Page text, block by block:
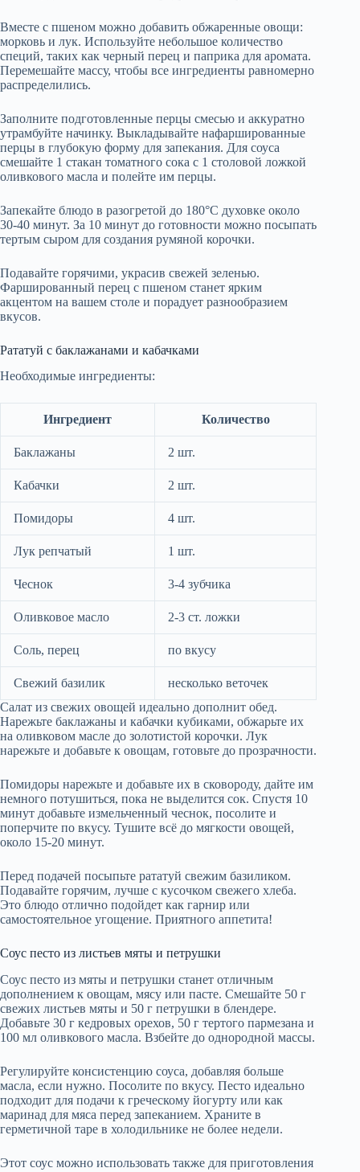
Вместе с пшеном можно добавить обжаренные овощи:
морковь и лук. Используйте небольшое количество
специй, таких как черный перец и паприка для аромата.
Перемешайте массу, чтобы все ингредиенты равномерно
распределились.
Заполните подготовленные перцы смесью и аккуратно
утрамбуйте начинку. Выкладывайте нафаршированные
перцы в глубокую форму для запекания. Для соуса
смешайте 1 стакан томатного сока с 1 столовой ложкой
оливкового масла и полейте им перцы.
Запекайте блюдо в разогретой до 180°C духовке около
30-40 минут. За 10 минут до готовности можно посыпать
тертым сыром для создания румяной корочки.
Подавайте горячими, украсив свежей зеленью.
Фаршированный перец с пшеном станет ярким
акцентом на вашем столе и порадует разнообразием
вкусов.
Рататуй с баклажанами и кабачками
Необходимые ингредиенты:
Ингредиент Количество
Баклажаны 2 шт.
Кабачки 2 шт.
Помидоры 4 шт.
Лук репчатый 1 шт.
Чеснок 3-4 зубчика
Оливковое масло 2-3 ст. ложки
Соль, перец по вкусу
Свежий базилик
несколько веточек
Салат из свежих овощей идеально дополнит обед.
Нарежьте баклажаны и кабачки кубиками, обжарьте их
на оливковом масле до золотистой корочки. Лук
нарежьте и добавьте к овощам, готовьте до прозрачности.
Помидоры нарежьте и добавьте их в сковороду, дайте им
немного потушиться, пока не выделится сок. Спустя 10
минут добавьте измельченный чеснок, посолите и
поперчите по вкусу. Тушите всё до мягкости овощей,
около 15-20 минут.
Перед подачей посыпьте рататуй свежим базиликом.
Подавайте горячим, лучше с кусочком свежего хлеба.
Это блюдо отлично подойдет как гарнир или
самостоятельное угощение. Приятного аппетита!
Соус песто из листьев мяты и петрушки
Соус песто из мяты и петрушки станет отличным
дополнением к овощам, мясу или пасте. Смешайте 50 г
свежих листьев мяты и 50 г петрушки в блендере.
Добавьте 30 г кедровых орехов, 50 г тертого пармезана и
100 мл оливкового масла. Взбейте до однородной массы.
Регулируйте консистенцию соуса, добавляя больше
масла, если нужно. Посолите по вкусу. Песто идеально
подходит для подачи к греческому йогурту или как
маринад для мяса перед запеканием. Храните в
герметичной таре в холодильнике не более недели.
Этот соус можно использовать также для приготовления